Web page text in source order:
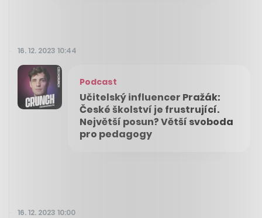
16. 12. 2023 10:44
Podcast
Učitelský influencer Pražák:
České školství je frustrující.
Největší posun? Větší svoboda
pro pedagogy
16. 12. 2023 10:00